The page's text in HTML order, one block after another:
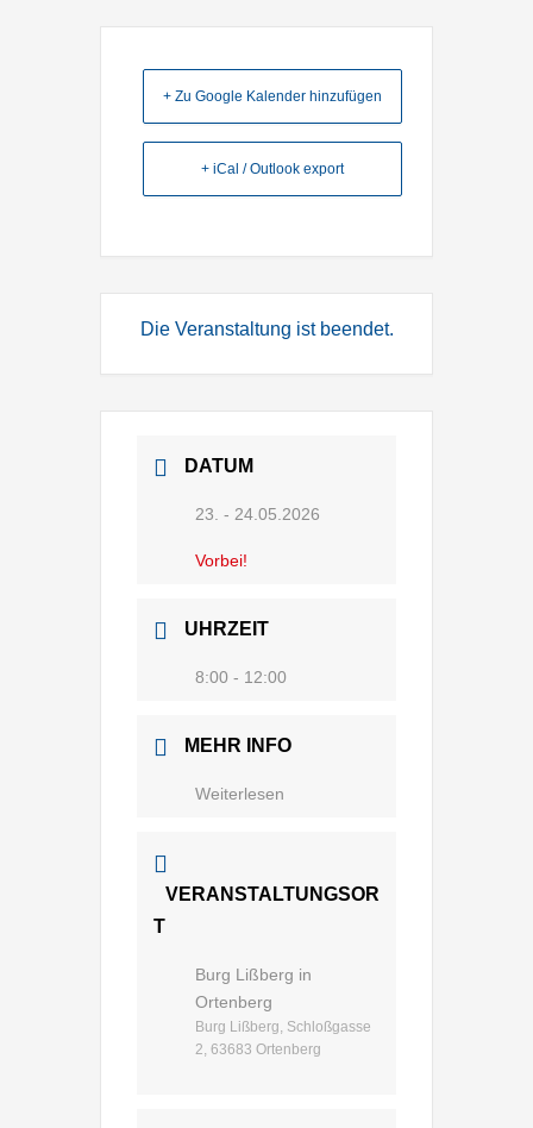
+ Zu Google Kalender hinzufügen
+ iCal / Outlook export
Die Veranstaltung ist beendet.
DATUM
23. - 24.05.2026
Vorbei!
UHRZEIT
8:00 - 12:00
MEHR INFO
Weiterlesen
VERANSTALTUNGSOR
T
Burg Lißberg in
Ortenberg
Burg Lißberg, Schloßgasse
2, 63683 Ortenberg